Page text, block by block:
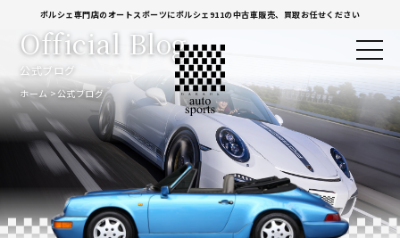
ポルシェ専門店のオートスポーツにポルシェ911の中古車販売、買取お任せください
公式ブログ
Official Blog
ホーム 公式ブログ